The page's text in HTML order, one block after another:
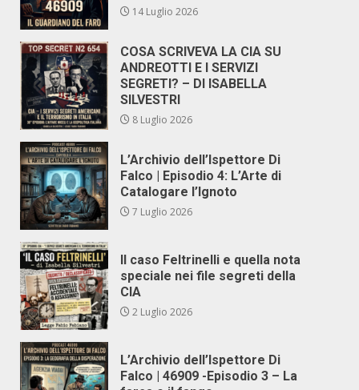
14 Luglio 2026
COSA SCRIVEVA LA CIA SU
ANDREOTTI E I SERVIZI
SEGRETI? – DI ISABELLA
SILVESTRI
8 Luglio 2026
L’Archivio dell’Ispettore Di
Falco | Episodio 4: L’Arte di
Catalogare l’Ignoto
7 Luglio 2026
Il caso Feltrinelli e quella nota
speciale nei file segreti della
CIA
2 Luglio 2026
L’Archivio dell’Ispettore Di
Falco | 46909 -Episodio 3 – La